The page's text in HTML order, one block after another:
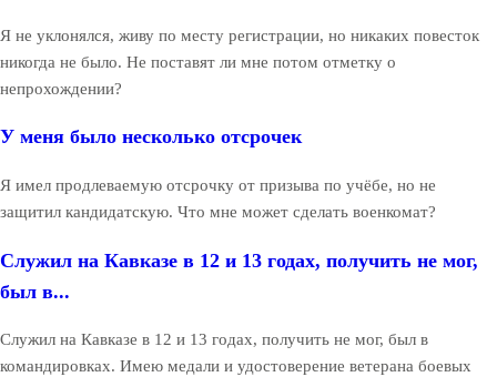
Я не уклонялся, живу по месту регистрации, но никаких повесток
никогда не было. Не поставят ли мне потом отметку о
непрохождении?
У меня было несколько отсрочек
Я имел продлеваемую отсрочку от призыва по учёбе, но не
защитил кандидатскую. Что мне может сделать военкомат?
Служил на Кавказе в 12 и 13 годах, получить не мог,
был в...
Служил на Кавказе в 12 и 13 годах, получить не мог, был в
командировках. Имею медали и удостоверение ветерана боевых